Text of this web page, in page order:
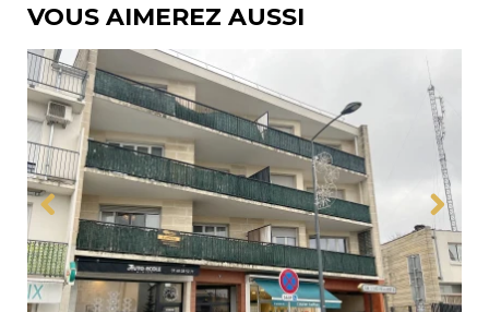
VOUS AIMEREZ AUSSI